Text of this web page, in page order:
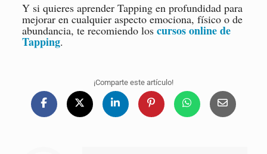
Y si quieres aprender Tapping en profundidad para
mejorar en cualquier aspecto emociona, físico o de
abundancia, te recomiendo los cursos online de
Tapping.
¡Comparte este artículo!